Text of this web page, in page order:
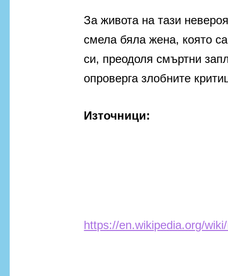
За живота на тази
смела бяла жена, която
си, преодоля смъртни
опроверга злобните
Източници:
https://en.wikipedia.org/